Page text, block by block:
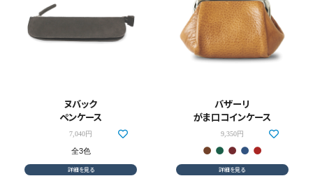
ヌバック
ペンケース
7,040円
全3色
詳細を見る
バザーリ
がま口コインケース
9,350円
詳細を見る